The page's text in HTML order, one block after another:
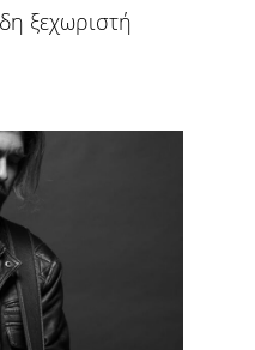
ξεχωριστή